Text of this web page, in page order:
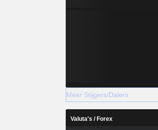
Meer Stijgers/Dalers
Valuta's / Forex